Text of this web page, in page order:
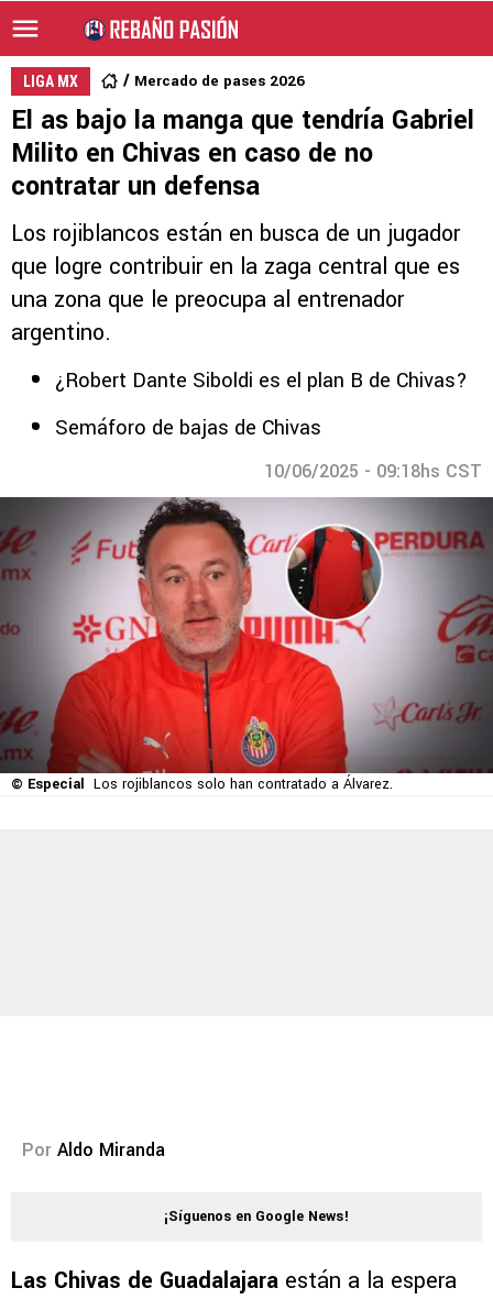
LIGA MX Mercado de pases 2026
El as bajo la manga que tendría Gabriel
Milito en Chivas en caso de no
contratar un defensa
Los rojiblancos están en busca de un jugador
que logre contribuir en la zaga central que es
una zona que le preocupa al entrenador
argentino.
¿Robert Dante Siboldi es el plan B de Chivas?
Semáforo de bajas de Chivas
10/06/2025 - 09:18hs CST
© Especial Los rojiblancos solo han contratado a Álvarez.
Por Aldo Miranda
¡Síguenos en Google News!
Las Chivas de Guadalajara están a la espera